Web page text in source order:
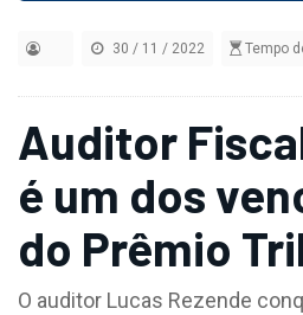
30 / 11 / 2022 Tempo
Auditor
é um dos
do Prêmio
O auditor Lucas Rezende